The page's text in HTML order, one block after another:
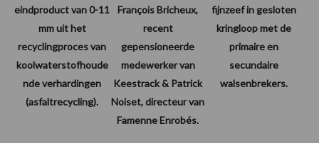
eindproduct van 0-11
mm uit het
recyclingproces van
koolwaterstofhoude
nde verhardingen
(asfaltrecycling).
François Bricheux,
recent
gepensioneerde
medewerker van
Keestrack & Patrick
Noiset, directeur van
Famenne Enrobés.
fijnzeef in gesloten
kringloop met de
primaire en
secundaire
walsenbrekers.